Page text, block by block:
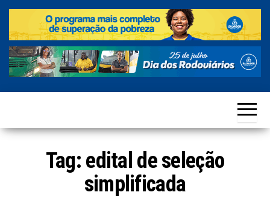
Magazine
do Rio
e
região!
Tag: edital de seleção
simplificada